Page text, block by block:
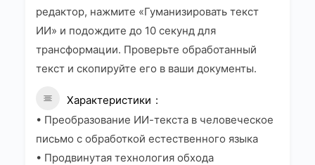
редактор, нажмите «Гуманизировать текст
ИИ» и подождите до 10 секунд для
трансформации. Проверьте обработанный
текст и скопируйте его в ваши документы.
Характеристики
• Преобразование ИИ-текста в человеческое
письмо с обработкой естественного языка
• Продвинутая технология обхода